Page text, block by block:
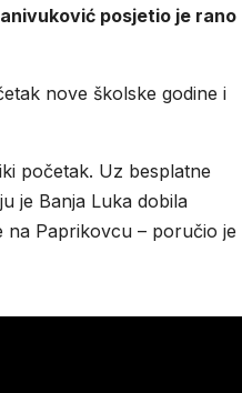
posjetio je rano
nove školske godine i
početak. Uz besplatne
je Banja Luka dobila
na Paprikovcu – poručio je